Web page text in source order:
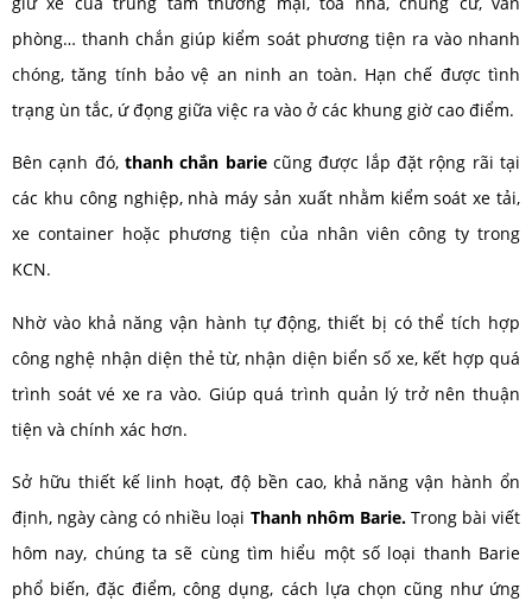
phòng… thanh chắn giúp kiểm soát phương tiện ra vào nhanh
chóng, tăng tính bảo vệ an ninh an toàn. Hạn chế được tình
trạng ùn tắc, ứ đọng giữa việc ra vào ở các khung giờ cao điểm.
Bên cạnh đó, thanh chắn bariecũng được lắp đặt rộng rãi tại
các khu công nghiệp, nhà máy sản xuất nhằm kiểm soát xe tải,
xe container hoặc phương tiện của nhân viên công ty trong
KCN.
Nhờ vào khả năng vận hành tự động, thiết bị có thể tích hợp
công nghệ nhận diện thẻ từ, nhận diện biển số xe, kết hợp quá
trình soát vé xe ra vào. Giúp quá trình quản lý trở nên thuận
tiện và chính xác hơn.
Sở hữu thiết kế linh hoạt, độ bền cao, khả năng vận hành ổn
định, ngày càng có nhiều loại Thanh nhôm Barie.Trong bài viết
hôm nay, chúng ta sẽ cùng tìm hiểu một số loại thanh Barie
phổ biến, đặc điểm, công dụng, cách lựa chọn cũng như ứng